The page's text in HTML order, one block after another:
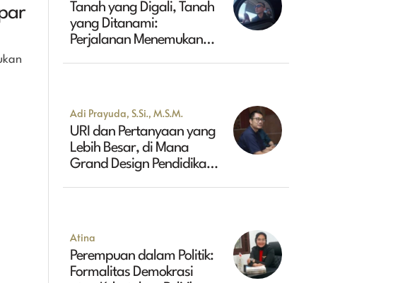
Tanah yang Digali, Tanah
yang Ditanami:
Perjalanan Menemukan
Adi Prayuda, S.Si., M.S.M.
URI dan Pertanyaan yang
Lebih Besar, di Mana
Grand Design Pendidikan
Atina
Perempuan dalam Politik:
Formalitas Demokrasi